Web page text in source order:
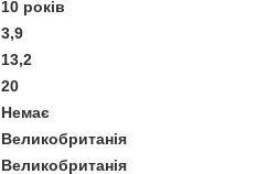
10 років
3,9
13,2
20
Немає
Великобританія
Великобританія